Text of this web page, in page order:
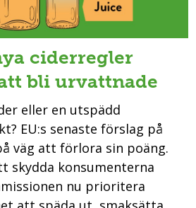
ciderregler
bli urvattnade
eller en utspädd
EU:s senaste förslag på
väg att förlora sin poäng.
skydda konsumenterna
nu prioritera